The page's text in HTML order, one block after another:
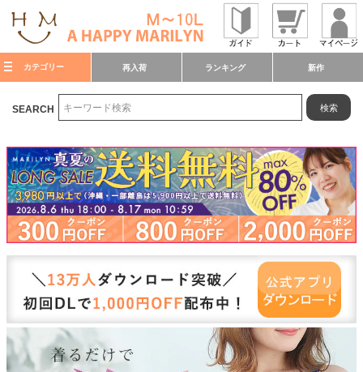
カテゴリー 再入荷 ランキング 新作
SEARCH 検索